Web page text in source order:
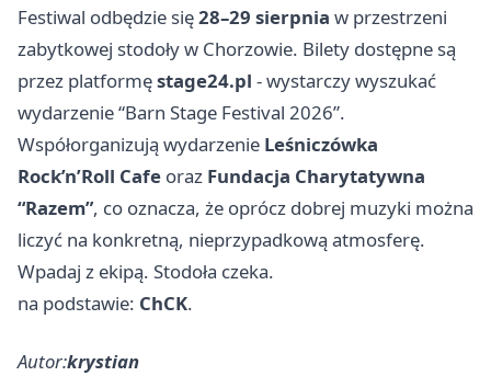
Festiwal odbędzie się28–29 sierpnia w przestrzeni
zabytkowej stodoły w Chorzowie. Bilety dostępne są
przez platformęstage24.pl - wystarczy wyszukać
wydarzenie “Barn Stage Festival 2026”.
Współorganizują wydarzenie Leśniczówka
Rock’n’Roll Cafe oraz Fundacja Charytatywna
“Razem”, co oznacza, że oprócz dobrej muzyki można
liczyć na konkretną, nieprzypadkową atmosferę.
Wpadaj z ekipą. Stodoła czeka.
na podstawie: ChCK.
Autor:krystian